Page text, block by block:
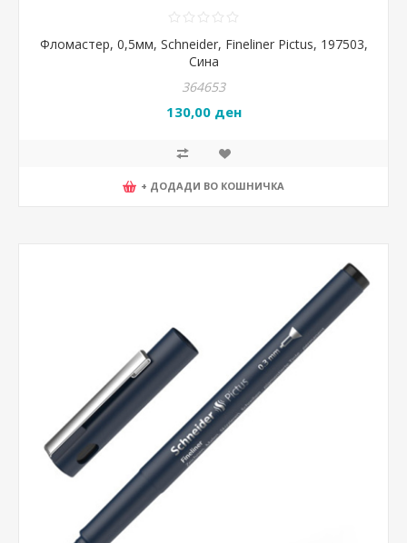
Фломастер, 0,5мм, Schneider, Fineliner Pictus, 197503,
Сина
364653
130,00 ден
+ ДОДАДИ ВО КОШНИЧКА